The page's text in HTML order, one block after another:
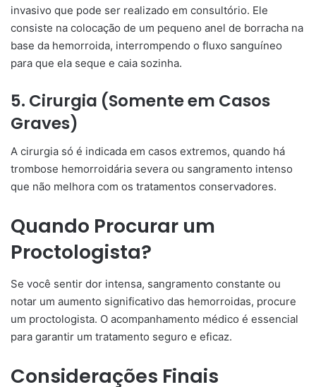
invasivo que pode ser realizado em consultório. Ele
consiste na colocação de um pequeno anel de borracha na
base da hemorroida, interrompendo o fluxo sanguíneo
para que ela seque e caia sozinha.
5. Cirurgia (Somente em Casos
Graves)
A cirurgia só é indicada em casos extremos, quando há
trombose hemorroidária severa ou sangramento intenso
que não melhora com os tratamentos conservadores.
Quando Procurar um
Proctologista?
Se você sentir dor intensa, sangramento constante ou
notar um aumento significativo das hemorroidas, procure
um proctologista. O acompanhamento médico é essencial
para garantir um tratamento seguro e eficaz.
Considerações Finais